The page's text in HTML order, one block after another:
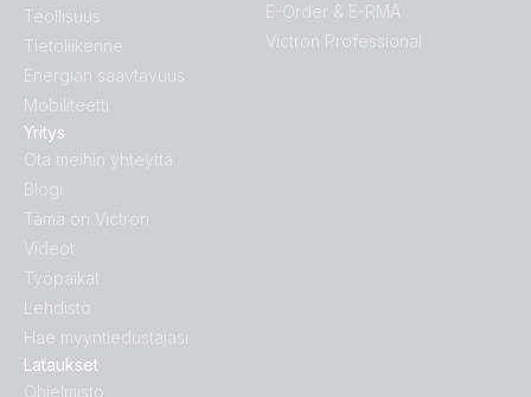
Lataukset
Ohjelmisto
Teollisuus
Tietoliikenne
Energian saavtavuus
Mobiliteetti
Yritys
Ota meihin yhteyttä
Blogi
Tämä on Victron
Videot
Työpaikat
Lehdistö
Hae myyntiedustajasi
E-Order & E-RMA
Victron Professional